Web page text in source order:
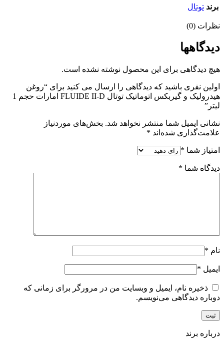
برند توتال
نظرات (0)
دیدگاهها
هیچ دیدگاهی برای این محصول نوشته نشده است.
اولین نفری باشید که دیدگاهی را ارسال می کنید برای “روغن
هیدرولیک و گیربکس اتوماتیک توتال FLUIDE II-D امارات حجم 1
لیتر”
نشانی ایمیل شما منتشر نخواهد شد. بخش‌های موردنیاز
علامت‌گذاری شده‌اند *
امتیاز شما *
دیدگاه شما *
نام *
ایمیل *
ذخیره نام، ایمیل و وبسایت من در مرورگر برای زمانی که
دوباره دیدگاهی می‌نویسم.
درباره برند